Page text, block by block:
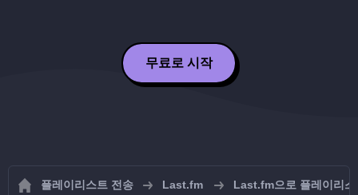
무료로 시작
플레이리스트 전송 Last.fm Last.fm으로 플레이리스